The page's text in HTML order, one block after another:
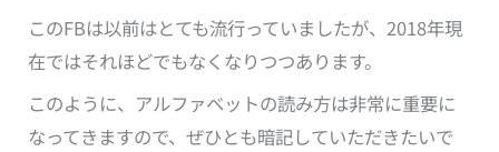
このFBは以前はとても流行っていましたが、2018年現
在ではそれほどでもなくなりつつあります。
このように、アルファベットの読み方は非常に重要に
なってきますので、ぜひとも暗記していただきたいで